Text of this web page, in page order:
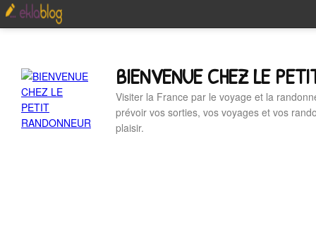
BIENVENUE CHEZ LE
Visiter la France par le voyage et la
prévoir vos sorties, vos voyages et vos
plaisir.